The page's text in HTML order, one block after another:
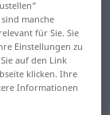
manche
für Sie. Sie
Einstellungen zu
auf den Link
klicken. Ihre
Informationen